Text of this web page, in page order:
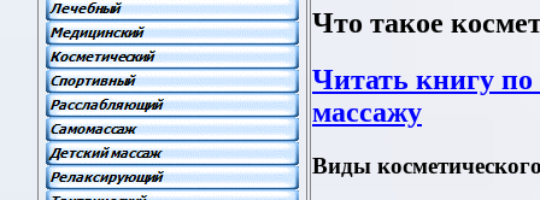
Что такое
Читать книгу
массажу
Виды